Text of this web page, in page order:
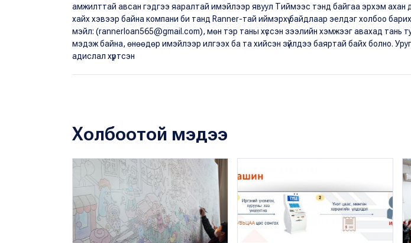
амжилттай авсан гэдгээ яаралтай имэйлээр явуул Тиймээс тэнд байгаа эрхэм ахан
хайх хэвээр байна компани би танд Ranner-тай иймэрхүү байдлаар эелдэг холбоо
мэйл: (rannerloan565@gmail.com), мөн тэр таны хүссэн зээлийн хэмжээг авахад тань
мэдэж байна, өнөөдөр имэйлээр илгээх ба та хийсэн зүйлдээ баяртай байх болно.
адислал хүртсэн
Холбоотой мэдээ